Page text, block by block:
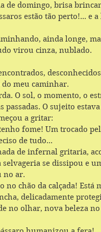
de domingo, brisa
estão tão perto!... e
ainda longe,
virou cinza, nublado.
do meu caminhar.
O sol, o momento, o
passadas. O sujeito
a gritar:
fome! Um trocado
de tudo...
de infernal gritaria,
selvageria se dissipou e
no ar.
no chão da calçada! Está
delicadamente
no olhar, nova beleza